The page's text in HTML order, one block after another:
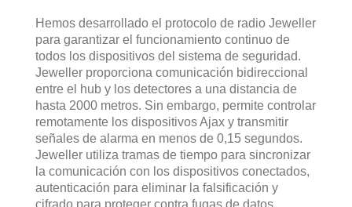
Hemos desarrollado el protocolo de radio Jeweller
para garantizar el funcionamiento continuo de
todos los dispositivos del sistema de seguridad.
Jeweller proporciona comunicación bidireccional
entre el hub y los detectores a una distancia de
hasta 2000 metros. Sin embargo, permite controlar
remotamente los dispositivos Ajax y transmitir
señales de alarma en menos de 0,15 segundos.
Jeweller utiliza tramas de tiempo para sincronizar
la comunicación con los dispositivos conectados,
autenticación para eliminar la falsificación y
cifrado para proteger contra fugas de datos.